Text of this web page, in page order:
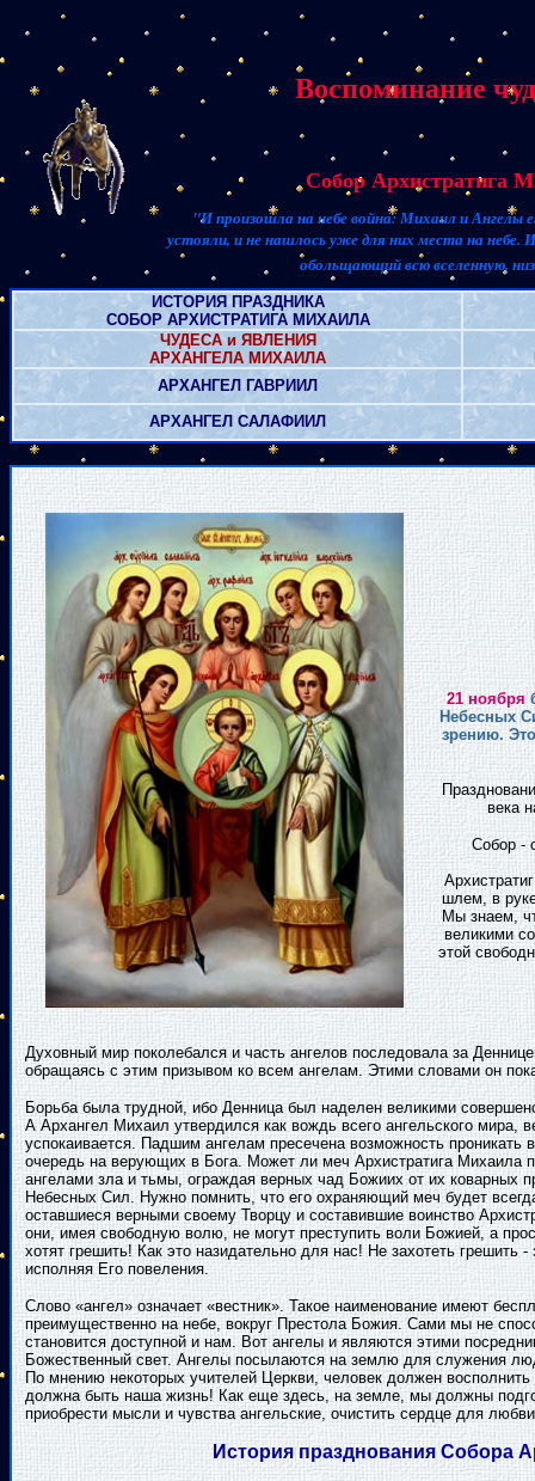
Воспоминание
Собор Архистратига
"И произошла на небе война: Михаил и Ангелы
устояли, и не нашлось уже для них места на небе.
обольщающий всю вселенную,
ИСТОРИЯ ПРАЗДНИКА
СОБОР АРХИСТРАТИГА МИХАИЛА
ЧУДЕСА и ЯВЛЕНИЯ
АРХАНГЕЛА МИХАИЛА
АРХАНГЕЛ ГАВРИИЛ
АРХАНГЕЛ САЛАФИИЛ
21 ноября
Небесных
зрению.
века
Собор -
шлем, в
Мы знаем,
великими
этой
Духовный мир поколебался и часть ангелов последовала за
обращаясь с этим призывом ко всем ангелам. Этими словами он
Борьба была трудной, ибо Денница был наделен великими
А Архангел Михаил утвердился как вождь всего ангельского мира,
успокаивается. Падшим ангелам пресечена возможность
очередь на верующих в Бога. Может ли меч Архистратига Михаила
ангелами зла и тьмы, ограждая верных чад Божиих от их коварных
Небесных Сил. Нужно помнить, что его охраняющий меч будет
оставшиеся верными своему Творцу и составившие воинство
они, имея свободную волю, не могут преступить воли Божией, а
хотят грешить! Как это назидательно для нас! Не захотеть
исполняя Его повеления.
Слово «ангел» означает «вестник». Такое наименование имеют
преимущественно на небе, вокруг Престола Божия. Сами мы не
становится доступной и нам. Вот ангелы и являются этими
Божественный свет. Ангелы посылаются на землю для служения
По мнению некоторых учителей Церкви, человек должен
должна быть наша жизнь! Как еще здесь, на земле, мы должны
приобрести мысли и чувства ангельские, очистить сердце для
История празднования Собора